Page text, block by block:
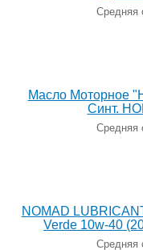
Средняя
Масло Моторное
Синт.
Средняя
NOMAD
Verde 10w-40
Средняя